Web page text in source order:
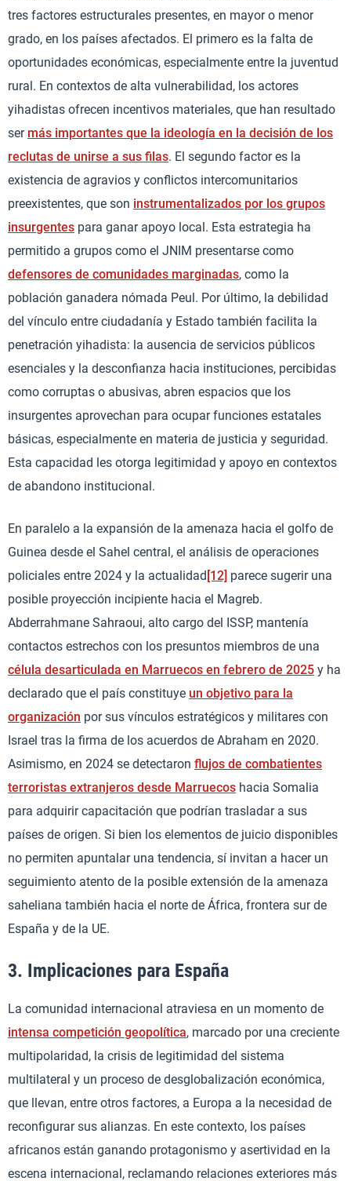
tres factores estructurales presentes, en mayor o menor
grado, en los países afectados. El primero es la falta de
oportunidades económicas, especialmente entre la juventud
rural. En contextos de alta vulnerabilidad, los actores
yihadistas ofrecen incentivos materiales, que han resultado
ser más importantes que la ideología en la decisión de los
reclutas de unirse a sus filas. El segundo factor es la
existencia de agravios y conflictos intercomunitarios
preexistentes, que son instrumentalizados por los grupos
insurgentes para ganar apoyo local. Esta estrategia ha
permitido a grupos como el JNIM presentarse como
defensores de comunidades marginadas, como la
población ganadera nómada Peul. Por último, la debilidad
del vínculo entre ciudadanía y Estado también facilita la
penetración yihadista: la ausencia de servicios públicos
esenciales y la desconfianza hacia instituciones, percibidas
como corruptas o abusivas, abren espacios que los
insurgentes aprovechan para ocupar funciones estatales
básicas, especialmente en materia de justicia y seguridad.
Esta capacidad les otorga legitimidad y apoyo en contextos
de abandono institucional.
En paralelo a la expansión de la amenaza hacia el golfo de
Guinea desde el Sahel central, el análisis de operaciones
policiales entre 2024 y la actualidad [12] parece sugerir una
posible proyección incipiente hacia el Magreb.
Abderrahmane Sahraoui, alto cargo del ISSP, mantenía
contactos estrechos con los presuntos miembros de una
célula desarticulada en Marruecos en febrero de 2025 y ha
declarado que el país constituye un objetivo para la
organización por sus vínculos estratégicos y militares con
Israel tras la firma de los acuerdos de Abraham en 2020.
Asimismo, en 2024 se detectaron flujos de combatientes
terroristas extranjeros desde Marruecos hacia Somalia
para adquirir capacitación que podrían trasladar a sus
países de origen. Si bien los elementos de juicio disponibles
no permiten apuntalar una tendencia, sí invitan a hacer un
seguimiento atento de la posible extensión de la amenaza
saheliana también hacia el norte de África, frontera sur de
España y de la UE.
3. Implicaciones para España
La comunidad internacional atraviesa en un momento de
intensa competición geopolítica, marcado por una creciente
multipolaridad, la crisis de legitimidad del sistema
multilateral y un proceso de desglobalización económica,
que llevan, entre otros factores, a Europa a la necesidad de
reconfigurar sus alianzas. En este contexto, los países
africanos están ganando protagonismo y asertividad en la
escena internacional, reclamando relaciones exteriores más